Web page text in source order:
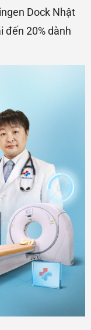
Dock Nhật
đến 20% dành